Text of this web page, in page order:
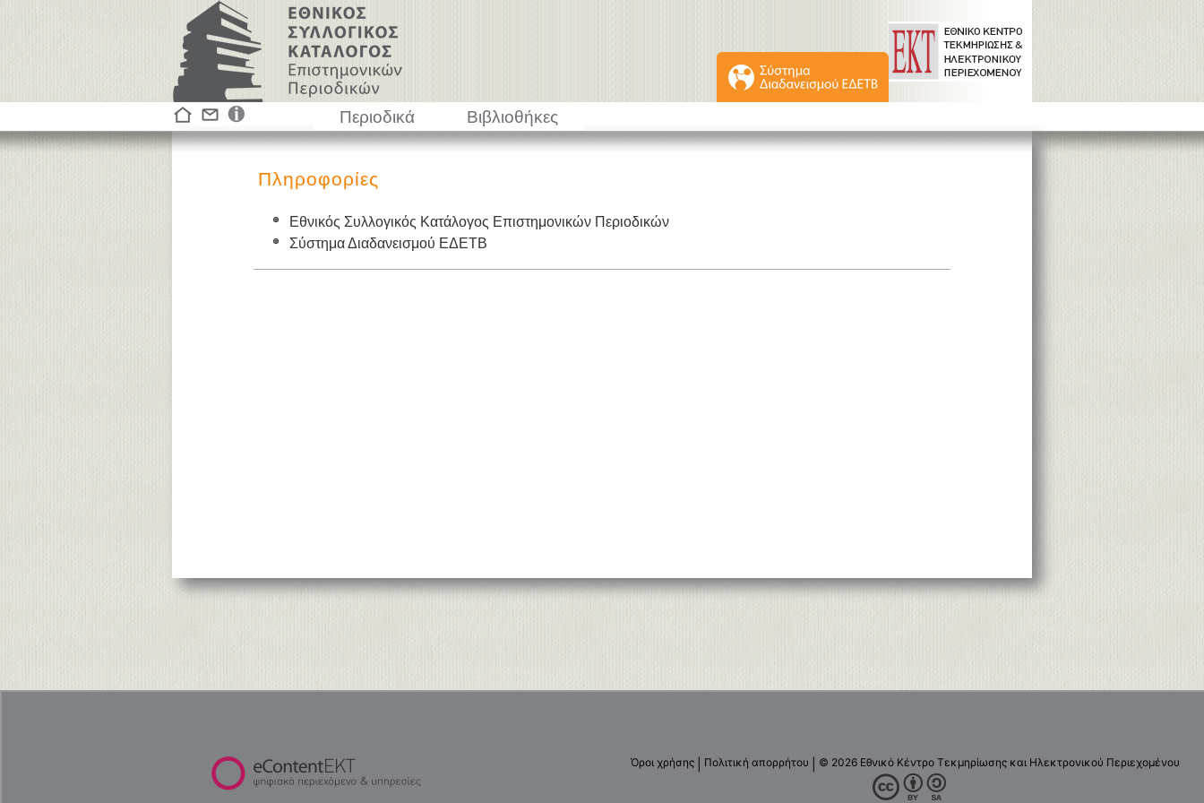
Περιοδικά Βιβλιοθήκες
Πληροφορίες
Εθνικός Συλλογικός Κατάλογος Επιστημονικών Περιοδικών
Σύστημα Διαδανεισμού ΕΔΕΤΒ